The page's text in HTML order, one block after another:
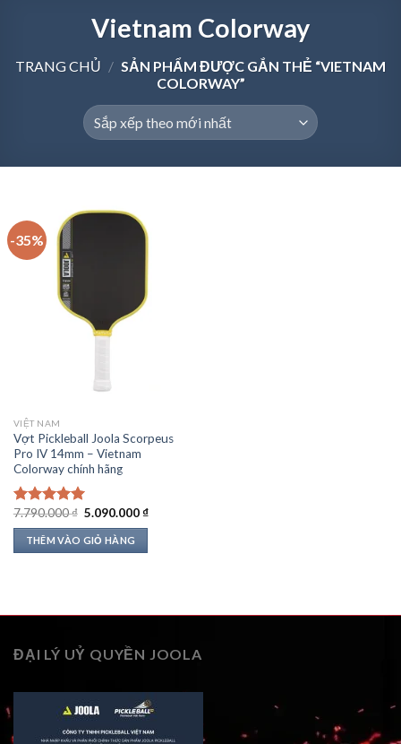
Vietnam Colorway
TRANG CHỦ / SẢN PHẨM ĐƯỢC GẮN THẺ “VIETNAM
COLORWAY”
-35%
VIỆT NAM
Vợt Pickleball Joola Scorpeus
Pro IV 14mm – Vietnam
Colorway chính hãng
Được xếp
hạng5.00
5 sao
7.790.000₫ Giá
là:
7.790.000 ₫.
5.090.000₫Giá
5.090.000 ₫.
THÊM VÀO GIỎ HÀNG
ĐẠI LÝ UỶ QUYỀN JOOLA